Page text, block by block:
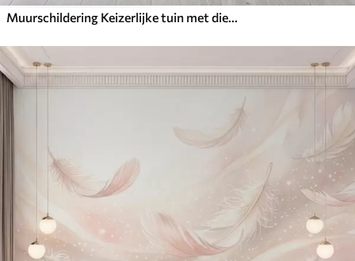
Muurschildering Keizerlijke tuin met dieren in oosterse stijl — aap, luipaard, tijger, pauw en reiger